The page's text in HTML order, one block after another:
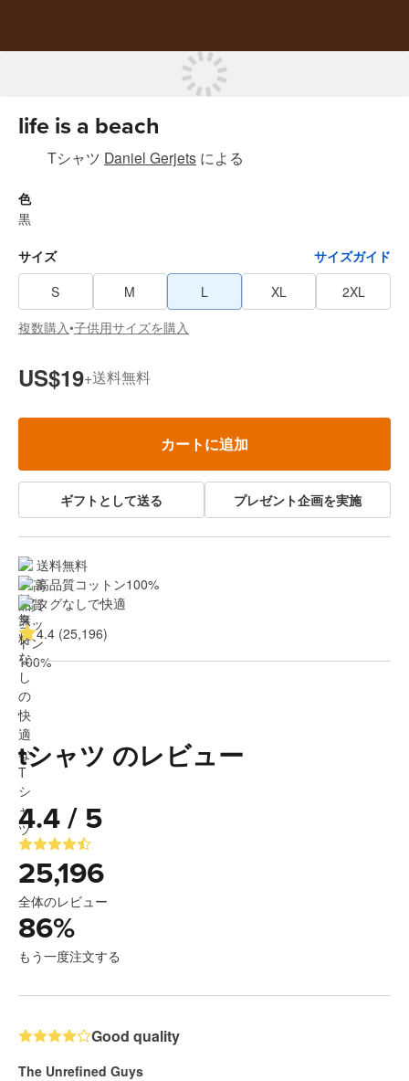
life is a beach
Tシャツ Daniel Gerjets による
色
黒
サイズ
サイズガイド
S
M L XL
2XL
複数購入•子供用サイズを購入
US$19+送料無料
カートに追加
ギフトとして送る プレゼント企画を実施
送料無料
高品質コットン100%
タグなしで快適
4.4 (25,196)
tシャツ のレビュー
4.4 / 5
25,196
全体のレビュー
86%
もう一度注文する
Good quality
The Unrefined Guys